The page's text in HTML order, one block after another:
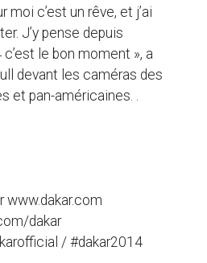
moi c’est un rêve, et j’ai
J’y pense depuis
le bon moment », a
devant les caméras des
et pan-américaines. .
www.dakar.com
dakar
/ #dakar2014